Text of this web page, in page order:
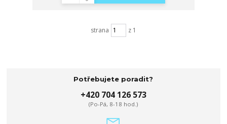
strana z 1
Potřebujete poradit?
+420 704 126 573
(Po-Pá, 8-18 hod.)